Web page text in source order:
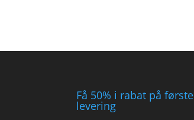
Få 50% i rabat på første
levering